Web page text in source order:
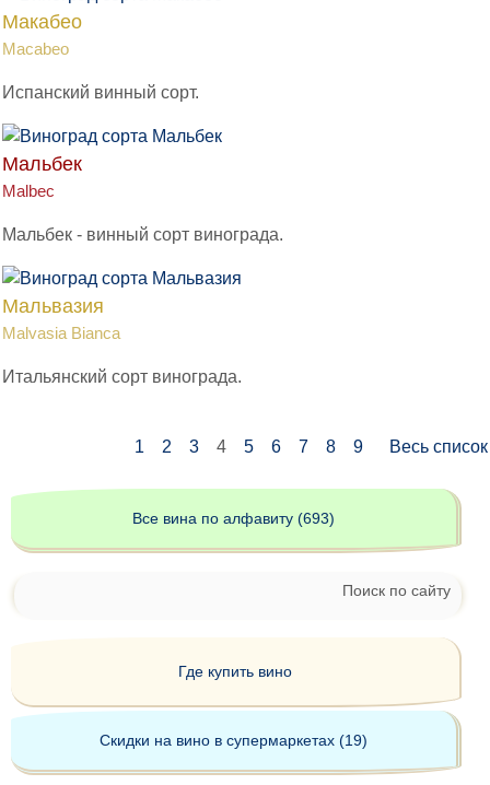
Макабео
Macabeo
Испанский винный сорт.
Мальбек
Malbec
Мальбек - винный сорт винограда.
Мальвазия
Malvasia Bianca
Итальянский сорт винограда.
1 2 3 4 5 6 7 8 9 Весь список
Все вина по алфавиту (693)
Поиск по сайту
Где купить вино
Скидки на вино в супермаркетах (19)